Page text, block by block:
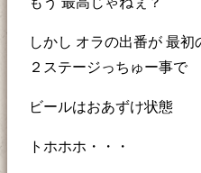
しかし オラの出番が 最初
２ステージっちゅー事で
ビールはおあずけ状態
トホホホ・・・